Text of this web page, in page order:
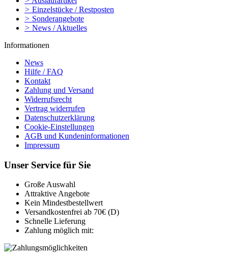
> Einzelstücke / Restposten
> Sonderangebote
> News / Aktuelles
Informationen
News
Hilfe / FAQ
Kontakt
Zahlung und Versand
Widerrufsrecht
Vertrag widerrufen
Datenschutzerklärung
Cookie-Einstellungen
AGB und Kundeninformationen
Impressum
Unser Service für Sie
Große Auswahl
Attraktive Angebote
Kein Mindestbestellwert
Versandkostenfrei ab 70€ (D)
Schnelle Lieferung
Zahlung möglich mit: